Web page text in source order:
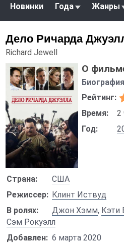
Новинки Года Жанры
Дело Ричарда
Richard Jewell
О
Рейтинг:
Время:
2
Год:
Страна:
США
Режиссер: Клинт Иствуд
В ролях:
Джон Хэмм, Кэти
Сэм Рокуэлл
Добавлен: 6 марта 2020